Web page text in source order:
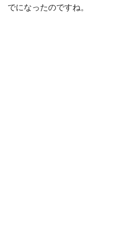
でになったのですね。